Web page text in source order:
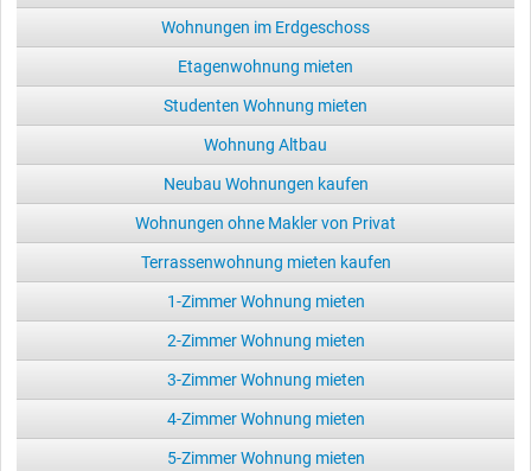
Wohnungen im Erdgeschoss
Etagenwohnung mieten
Studenten Wohnung mieten
Wohnung Altbau
Neubau Wohnungen kaufen
Wohnungen ohne Makler von Privat
Terrassenwohnung mieten kaufen
1-Zimmer Wohnung mieten
2-Zimmer Wohnung mieten
3-Zimmer Wohnung mieten
4-Zimmer Wohnung mieten
5-Zimmer Wohnung mieten